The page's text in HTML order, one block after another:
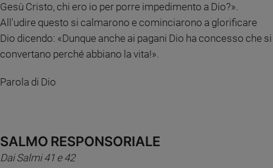
Sanremo
2026
Cinema,
Tv
streaming
Famiglia
ed
Gesù Cristo, chi ero io per porre impedimento a Dio?».
All'udire questo si calmarono e cominciarono a glorificare
Dio dicendo: «Dunque anche ai pagani Dio ha concesso che si
convertano perché abbiano la vita!».
Parola di Dio
SALMO RESPONSORIALE
Dai Salmi 41 e 42